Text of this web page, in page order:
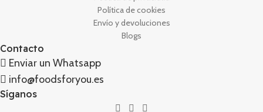
Política de cookies
Envío y devoluciones
Blogs
Contacto
Enviar un Whatsapp
info@foodsforyou.es
Síganos